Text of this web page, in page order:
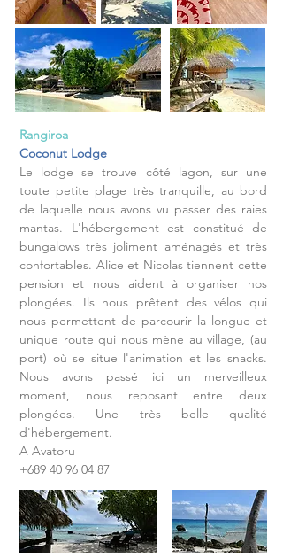
Rangiroa
Coconut Lodge
Le lodge se trouve côté lagon, sur une
toute petite plage très tranquille, au bord
de laquelle nous avons vu passer des raies
mantas. L'hébergement est constitué de
bungalows très joliment aménagés et très
confortables. Alice et Nicolas tiennent cette
pension et nous aident à organiser nos
plongées. Ils nous prêtent des vélos qui
nous permettent de parcourir la longue et
unique route qui nous mène au village, (au
port) où se situe l'animation et les snacks.
Nous avons passé ici un merveilleux
moment, nous reposant entre deux
plongées. Une très belle qualité
d'hébergement.
A Avatoru
+689 40 96 04 87